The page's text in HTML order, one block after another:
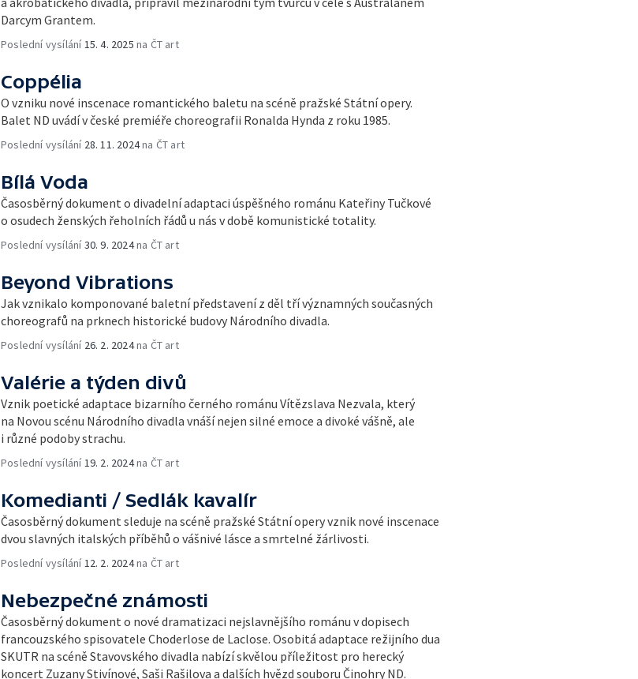
Darcym Grantem.
Poslední vysílání15. 4. 2025 na ČT art
Coppélia
O vzniku nové inscenace romantického baletu na scéně pražské Státní opery.
Balet ND uvádí v české premiéře choreografii Ronalda Hynda z roku 1985.
Poslední vysílání 28. 11. 2024na ČT art
Bílá Voda
Časosběrný dokument o divadelní adaptaci úspěšného románu Kateřiny Tučkové
o osudech ženských řeholních řádů u nás v době komunistické totality.
Poslední vysílání30. 9. 2024na ČT art
Beyond Vibrations
Jak vznikalo komponované baletní představení z děl tří významných současných
choreografů na prknech historické budovy Národního divadla.
Poslední vysílání 26. 2. 2024na ČT art
Valérie a týden divů
Vznik poetické adaptace bizarního černého románu Vítězslava Nezvala, který
na Novou scénu Národního divadla vnáší nejen silné emoce a divoké vášně, ale
i různé podoby strachu.
Poslední vysílání19. 2. 2024na ČT art
Komedianti / Sedlák kavalír
Časosběrný dokument sleduje na scéně pražské Státní opery vznik nové inscenace
dvou slavných italských příběhů o vášnivé lásce a smrtelné žárlivosti.
Poslední vysílání12. 2. 2024na ČT art
Nebezpečné známosti
Časosběrný dokument o nové dramatizaci nejslavnějšího románu v dopisech
francouzského spisovatele Choderlose de Laclose. Osobitá adaptace režijního dua
SKUTR na scéně Stavovského divadla nabízí skvělou příležitost pro herecký
koncert Zuzany Stivínové, Saši Rašilova a dalších hvězd souboru Činohry ND.